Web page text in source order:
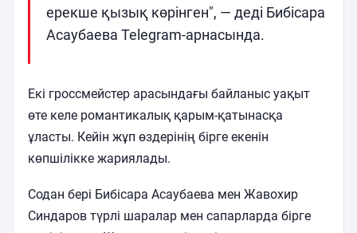
ерекше қызық көрінген", — деді Бибісара
Асаубаева Telegram-арнасында.
Екі гроссмейстер арасындағы байланыс уақыт
өте келе романтикалық қарым-қатынасқа
ұласты. Кейін жұп өздерінің бірге екенін
көпшілікке жариялады.
Содан бері Бибісара Асаубаева мен Жавохир
Синдаров түрлі шаралар мен сапарларда бірге